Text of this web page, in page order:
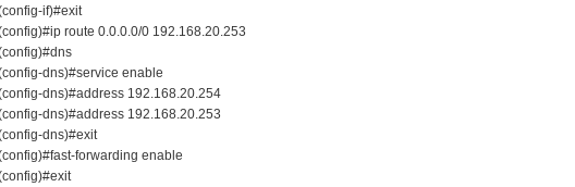
if)#exit
route 0.0.0.0/0 192.168.20.253
dns)#service enable
dns)#address 192.168.20.254
dns)#address 192.168.20.253
dns)#exit
forwarding enable